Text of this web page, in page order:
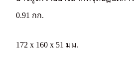
0.91 กก.
172 x 160 x 51 มม.